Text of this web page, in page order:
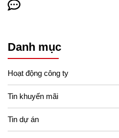
3. Ứng dụng linh hoạt
Gạch ốp lát Kim Phong
còn phù hợp với nhiều
trình.
Danh mục
Hoạt động công ty
Tin khuyến mãi
Tin dự án